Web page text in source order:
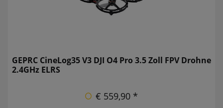
GEPRC CineLog35 V3 DJI O4 Pro 3.5 Zoll FPV Drohne
2.4GHz ELRS
€ 559,90 *